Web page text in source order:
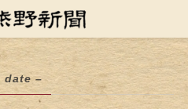
date –